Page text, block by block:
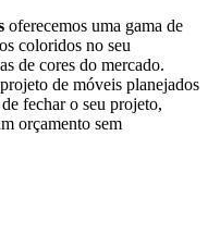
oferecemos uma gama de
coloridos no seu
de cores do mercado.
de móveis planejados
fechar o seu projeto,
orçamento sem